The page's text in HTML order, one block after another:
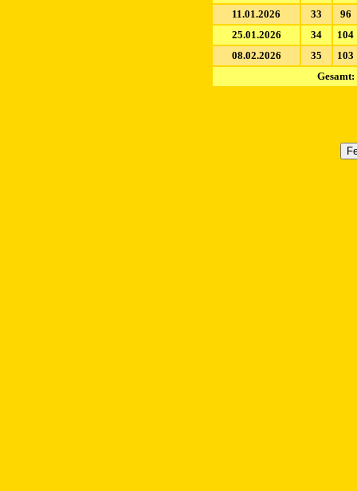
11.01.2026
33
96
25.01.2026
34
104
08.02.2026
35
103
Gesamt: